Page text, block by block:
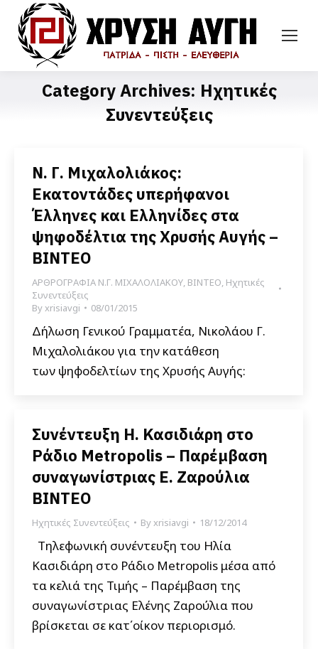
Category Archives: Ηχητικές
Συνεντεύξεις
N. Γ. Μιχαλολιάκος:
Εκατοντάδες υπερήφανοι
Έλληνες και Ελληνίδες στα
ψηφοδέλτια της Χρυσής Αυγής –
ΒΙΝΤΕΟ
ΑΡΘΡΟΓΡΑΦΙΑ Ν.Γ. ΜΙΧΑΛΟΛΙΑΚΟΥ, ΒΙΝΤΕΟ, Ηχητικές
Συνεντεύξεις
Byxrisiavgi 08/01/2015
Δήλωση Γενικού Γραμματέα, Νικολάου Γ.
Μιχαλολιάκου για την κατάθεση
των ψηφοδελτίων της Χρυσής Αυγής:
Συνέντευξη Η. Κασιδιάρη στο
Ράδιο Metropolis – Παρέμβαση
συναγωνίστριας Ε. Ζαρούλια
ΒΙΝΤΕΟ
Ηχητικές Συνεντεύξεις Byxrisiavgi 18/12/2014
Τηλεφωνική συνέντευξη του Ηλία
Κασιδιάρη στο Ράδιο Metropolis μέσα από
τα κελιά της Τιμής – Παρέμβαση της
συναγωνίστριας Ελένης Ζαρούλια που
βρίσκεται σε κατ΄οίκον περιορισμό.